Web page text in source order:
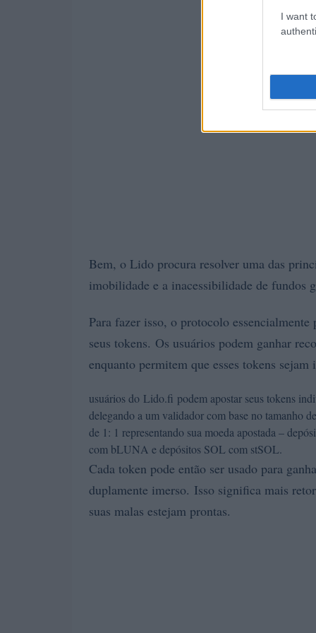
I want
Bem, o Lido procura resolver uma das
imobilidade e a inacessibilidade de fundos
Para fazer isso, o protocolo
seus tokens. Os usuários podem ganhar
enquanto permitem que esses tokens
usuários do Lido.fi podem apostar seus tokens
delegando a um validador com base no tamanho
de 1: 1 representando sua moeda apostada –
com bLUNA e depósitos SOL com stSOL.
Cada token pode então ser usado para
duplamente imerso. Isso significa mais
suas malas estejam prontas.